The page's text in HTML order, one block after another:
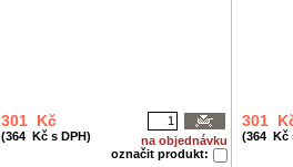
na objednávku
označit produkt:
301 Kč
(364 Kč s DPH)
301
(364 Kč